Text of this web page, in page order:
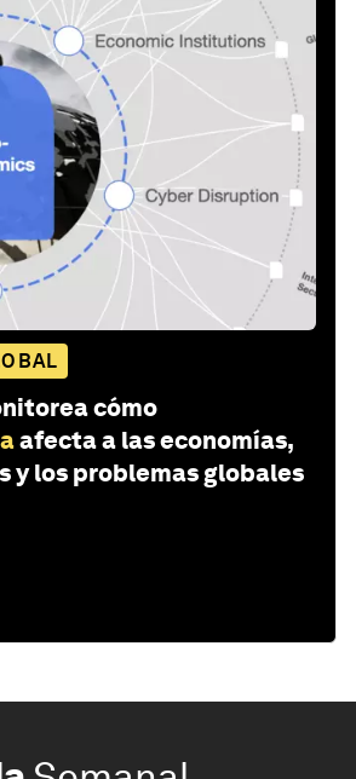
cómo
afecta a las economías,
y los problemas globales